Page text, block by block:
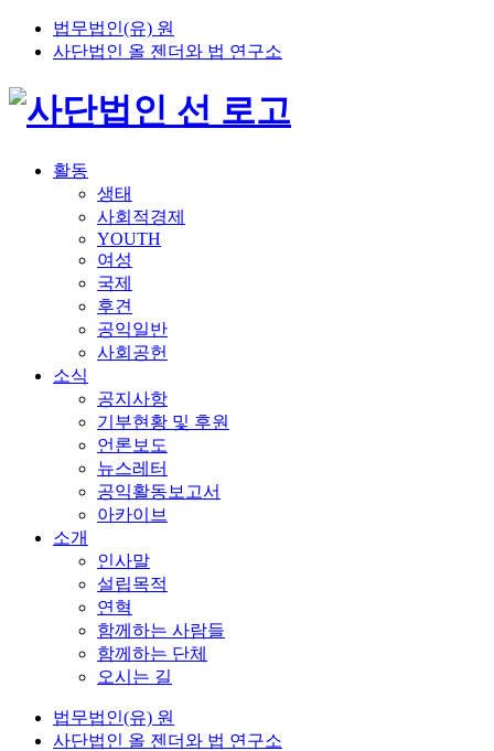
법무법인(유) 원
사단법인 올 젠더와 법 연구소
활동
생태
사회적경제
YOUTH
여성
국제
후견
공익일반
사회공헌
소식
공지사항
기부현황 및 후원
언론보도
뉴스레터
공익활동보고서
아카이브
소개
인사말
설립목적
연혁
함께하는 사람들
함께하는 단체
오시는 길
법무법인(유) 원
사단법인 올 젠더와 법 연구소